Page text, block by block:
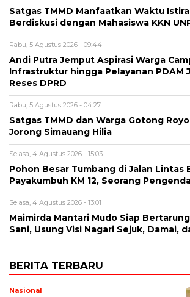
Satgas TMMD Manfaatkan Waktu
Berdiskusi dengan Mahasiswa KKN
Rabu, 5 Agustus 2026 - 09:44
Andi Putra Jemput Aspirasi Warga
Infrastruktur hingga Pelayanan PDAM
Reses DPRD
Rabu, 5 Agustus 2026 - 04:27
Satgas TMMD dan Warga Gotong
Jorong Simauang Hilia
Selasa, 4 Agustus 2026 - 15:03
Pohon Besar Tumbang di Jalan Lintas
Payakumbuh KM 12, Seorang
Selasa, 4 Agustus 2026 - 13:01
Maimirda Mantari Mudo Siap
Sani, Usung Visi Nagari Sejuk, Damai,
BERITA TERBARU
Nasional